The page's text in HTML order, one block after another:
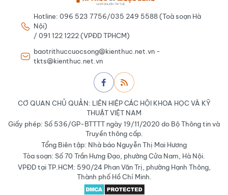
Hotline: 096 523 7756/035 249 5588 (Toà soạn Hà
Nội)
/ 091 122 1222 (VPĐD TPHCM)
baotrithuccuocsong@kienthuc.net.vn -
tkts@kienthuc.net.vn
CƠ QUAN CHỦ QUẢN: LIÊN HIỆP CÁC HỘI KHOA HỌC VÀ KỸ
THUẬT VIỆT NAM
Giấy phép: Số 536/GP-BTTTT ngày 19/11/2020 do Bộ Thông tin và
Truyền thông cấp.
Tổng Biên tập: Nhà báo Nguyễn Thị Mai Hương
Tòa soạn: Số 70 Trần Hưng Đạo, phường Cửa Nam, Hà Nội.
VPĐD tại TP.HCM: 590/24 Phan Văn Trị, phường Hạnh Thông,
Thành phố Hồ Chí Minh.